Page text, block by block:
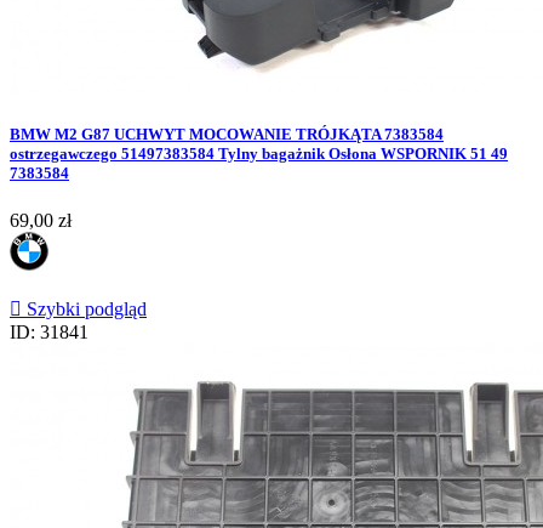
BMW M2 G87 UCHWYT MOCOWANIE TRÓJKĄTA 7383584
ostrzegawczego 51497383584 Tylny bagażnik Osłona WSPORNIK 51 49
7383584
Cena
69,00 zł
 Szybki podgląd
ID: 31841